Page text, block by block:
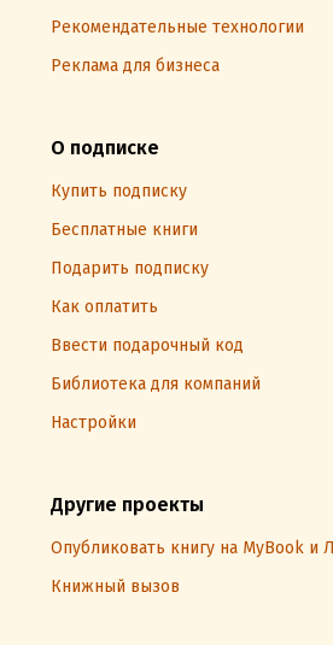
Рекомендательные технологии
Реклама для бизнеса
О подписке
Купить подписку
Бесплатные книги
Подарить подписку
Как оплатить
Ввести подарочный код
Библиотека для компаний
Настройки
Другие проекты
Опубликовать книгу на MyBook и
Книжный вызов